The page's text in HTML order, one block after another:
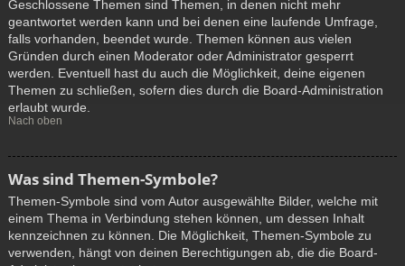
Geschlossene Themen sind Themen, in denen nicht mehr
geantwortet werden kann und bei denen eine laufende Umfrage,
falls vorhanden, beendet wurde. Themen können aus vielen
Gründen durch einen Moderator oder Administrator gesperrt
werden. Eventuell hast du auch die Möglichkeit, deine eigenen
Themen zu schließen, sofern dies durch die Board-Administration
erlaubt wurde.
Nach oben
Was sind Themen-Symbole?
Themen-Symbole sind vom Autor ausgewählte Bilder, welche mit
einem Thema in Verbindung stehen können, um dessen Inhalt
kennzeichnen zu können. Die Möglichkeit, Themen-Symbole zu
verwenden, hängt von deinen Berechtigungen ab, die die Board-